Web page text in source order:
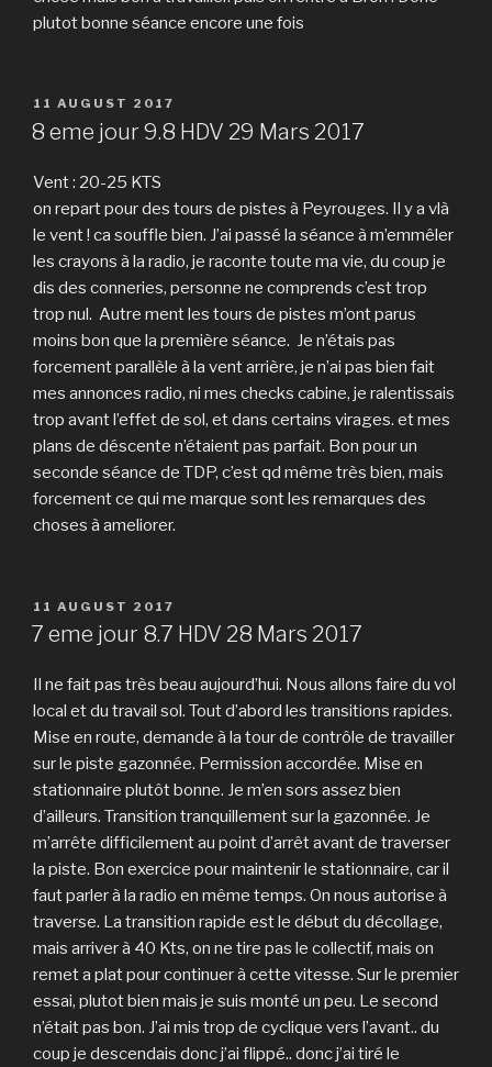
plutot bonne séance encore une fois
POSTED
ON
11 AUGUST 2017
8 eme jour 9.8 HDV 29 Mars 2017
Vent : 20-25 KTS
on repart pour des tours de pistes à Peyrouges. Il y a vlà
le vent ! ca souffle bien. J’ai passé la séance à m’emmêler
les crayons à la radio, je raconte toute ma vie, du coup je
dis des conneries, personne ne comprends c’est trop
trop nul. Autre ment les tours de pistes m’ont parus
moins bon que la première séance. Je n’étais pas
forcement parallèle à la vent arrière, je n’ai pas bien fait
mes annonces radio, ni mes checks cabine, je ralentissais
trop avant l’effet de sol, et dans certains virages. et mes
plans de déscente n’étaient pas parfait. Bon pour un
seconde séance de TDP, c’est qd même très bien, mais
forcement ce qui me marque sont les remarques des
choses à ameliorer.
POSTED
ON
11 AUGUST 2017
7 eme jour 8.7 HDV 28 Mars 2017
Il ne fait pas très beau aujourd’hui. Nous allons faire du vol
local et du travail sol. Tout d’abord les transitions rapides.
Mise en route, demande à la tour de contrôle de travailler
sur le piste gazonnée. Permission accordée. Mise en
stationnaire plutôt bonne. Je m’en sors assez bien
d’ailleurs. Transition tranquillement sur la gazonnée. Je
m’arrête difficilement au point d’arrêt avant de traverser
la piste. Bon exercice pour maintenir le stationnaire, car il
faut parler à la radio en même temps. On nous autorise à
traverse. La transition rapide est le début du décollage,
mais arriver à 40 Kts, on ne tire pas le collectif, mais on
remet a plat pour continuer à cette vitesse. Sur le premier
essai, plutot bien mais je suis monté un peu. Le second
n’était pas bon. J’ai mis trop de cyclique vers l’avant.. du
coup je descendais donc j’ai flippé.. donc j’ai tiré le